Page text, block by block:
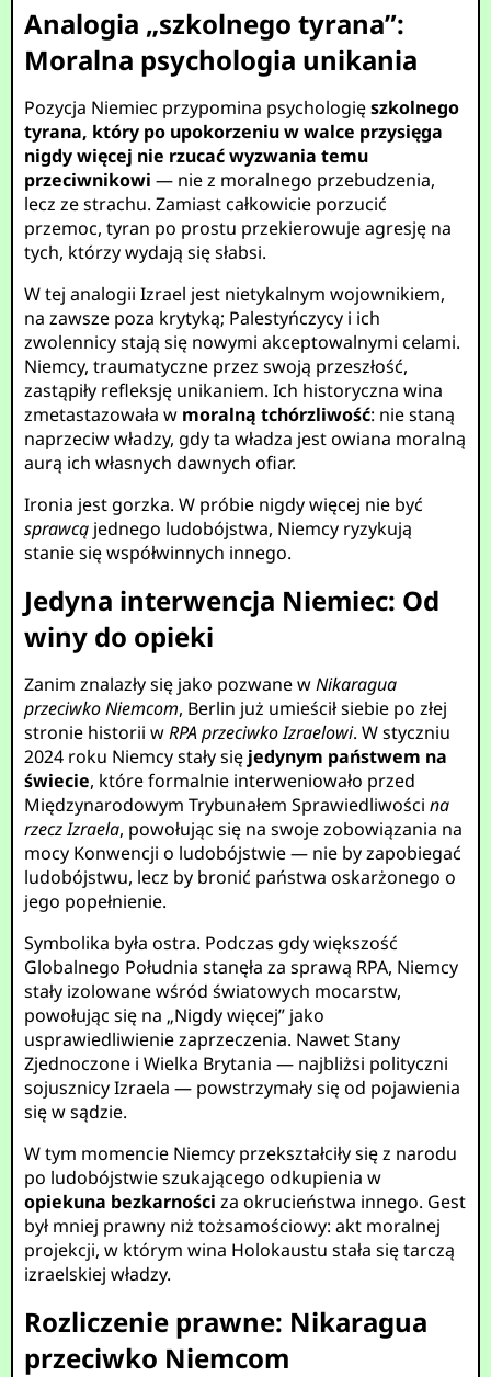
Analogia „szkolnego tyrana”:
Moralna psychologia unikania
Pozycja Niemiec przypomina psychologięszkolnego
tyrana, który po upokorzeniu w walce przysięga
nigdy więcej nie rzucać wyzwania temu
przeciwnikowi — nie z moralnego przebudzenia,
lecz ze strachu. Zamiast całkowicie porzucić
przemoc, tyran po prostu przekierowuje agresję na
tych, którzy wydają się słabsi.
W tej analogii Izrael jest nietykalnym wojownikiem,
na zawsze poza krytyką; Palestyńczycy i ich
zwolennicy stają się nowymi akceptowalnymi celami.
Niemcy, traumatyczne przez swoją przeszłość,
zastąpiły refleksję unikaniem. Ich historyczna wina
zmetastazowała w moralną tchórzliwość: nie staną
naprzeciw władzy, gdy ta władza jest owiana moralną
aurą ich własnych dawnych ofiar.
Ironia jest gorzka. W próbie nigdy więcej nie być
sprawcą jednego ludobójstwa, Niemcy ryzykują
stanie się współwinnych innego.
Jedyna interwencja Niemiec: Od
winy do opieki
Zanim znalazły się jako pozwane wNikaragua
przeciwko Niemcom, Berlin już umieścił siebie po złej
stronie historii wRPA przeciwko Izraelowi. W styczniu
2024 roku Niemcy stały się jedynym państwem na
świecie, które formalnie interweniowało przed
Międzynarodowym Trybunałem Sprawiedliwościna
rzecz Izraela, powołując się na swoje zobowiązania na
mocy Konwencji o ludobójstwie — nie by zapobiegać
ludobójstwu, lecz by bronić państwa oskarżonego o
jego popełnienie.
Symbolika była ostra. Podczas gdy większość
Globalnego Południa stanęła za sprawą RPA, Niemcy
stały izolowane wśród światowych mocarstw,
powołując się na „Nigdy więcej” jako
usprawiedliwienie zaprzeczenia. Nawet Stany
Zjednoczone i Wielka Brytania — najbliżsi polityczni
sojusznicy Izraela — powstrzymały się od pojawienia
się w sądzie.
W tym momencie Niemcy przekształciły się z narodu
po ludobójstwie szukającego odkupienia w
opiekuna bezkarności za okrucieństwa innego. Gest
był mniej prawny niż tożsamościowy: akt moralnej
projekcji, w którym wina Holokaustu stała się tarczą
izraelskiej władzy.
Rozliczenie prawne: Nikaragua
przeciwko Niemcom